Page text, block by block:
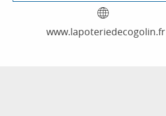
www.lapoteriedecogolin.fr